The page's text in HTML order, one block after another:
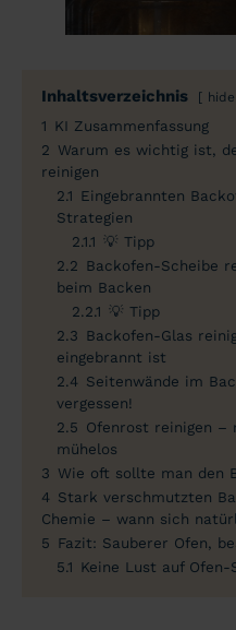
Inhaltsverzeichnis hide
1 KI Zusammenfassung
2 Warum es wichtig ist,
reinigen
2.1 Eingebrannten
Strategien
2.1.1 💡 Tipp
2.2 Backofen-Scheibe
beim Backen
2.2.1 💡 Tipp
2.3 Backofen-Glas
eingebrannt ist
2.4 Seitenwände im
vergessen!
2.5 Ofenrost reinigen –
mühelos
3 Wie oft sollte man den
4 Stark verschmutzten
Chemie – wann sich
5 Fazit: Sauberer Ofen,
5.1 Keine Lust auf Ofen-